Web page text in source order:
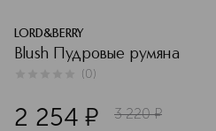
LORD&BERRY
Blush Пудровые румяна
(0)
2 254 ¤ 3 220 ¤